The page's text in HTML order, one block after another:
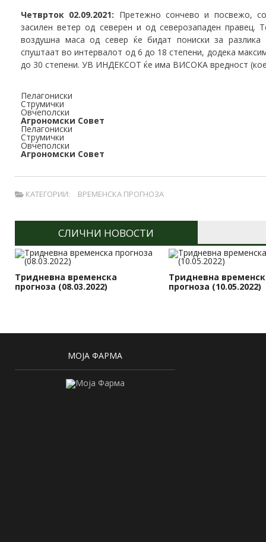
Четврток 02.09.2021: Претежно сончево и посвежо,
засилен ветер од северен и од северозападен правец.
воздушна маса од север ќе бидат пониски за
спуштаат во интервалот од 6 до 18 степени, додека
до 30 степени. УВ ИНДЕКСОТ ќе има ВИСОКА вредност
Пелагониски
Струмички
Овчеполски
Агрономски Совет
Пелагониски
Струмички
Овчеполски
Агрономски Совет
КАТЕГОРИИ: ВРЕМЕНСКА ПРОГНОЗА
СЛИЧНИ НОВОСТИ
Тридневна временска
прогноза (08.03.2022)
Тридневна
прогноза (10.05.2022)
МОЈА ФАРМА